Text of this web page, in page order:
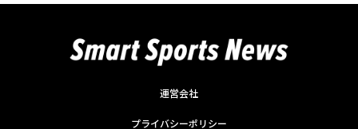
運営会社
プライバシーポリシー